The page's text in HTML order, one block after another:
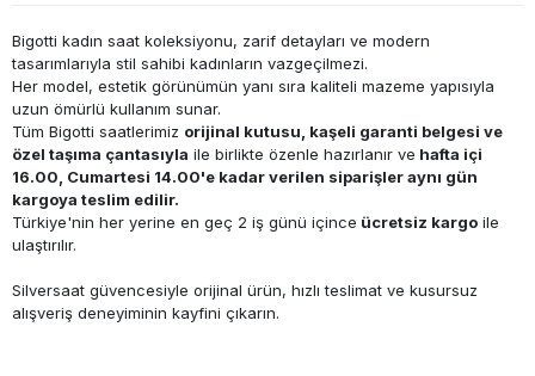
Bigotti kadın saat koleksiyonu, zarif detayları ve modern
tasarımlarıyla stil sahibi kadınların vazgeçilmezi.
Her model, estetik görünümün yanı sıra kaliteli mazeme yapısıyla
uzun ömürlü kullanım sunar.
Tüm Bigotti saatlerimiz orijinal kutusu, kaşeli garanti belgesi ve
özel taşıma çantasıyla ile birlikte özenle hazırlanır ve hafta içi
16.00, Cumartesi 14.00'e kadar verilen siparişler aynı gün
kargoya teslim edilir.
Türkiye'nin her yerine en geç 2 iş günü içince ücretsiz kargo ile
ulaştırılır.
Silversaat güvencesiyle orijinal ürün, hızlı teslimat ve kusursuz
alışveriş deneyiminin kayfini çıkarın.